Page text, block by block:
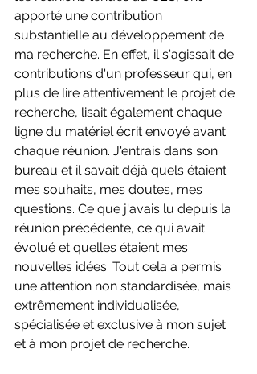
apporté une contribution
substantielle au développement de
ma recherche. En effet, il s'agissait de
contributions d'un professeur qui, en
plus de lire attentivement le projet de
recherche, lisait également chaque
ligne du matériel écrit envoyé avant
chaque réunion. J'entrais dans son
bureau et il savait déjà quels étaient
mes souhaits, mes doutes, mes
questions. Ce que j'avais lu depuis la
réunion précédente, ce qui avait
évolué et quelles étaient mes
nouvelles idées. Tout cela a permis
une attention non standardisée, mais
extrêmement individualisée,
spécialisée et exclusive à mon sujet
et à mon projet de recherche.